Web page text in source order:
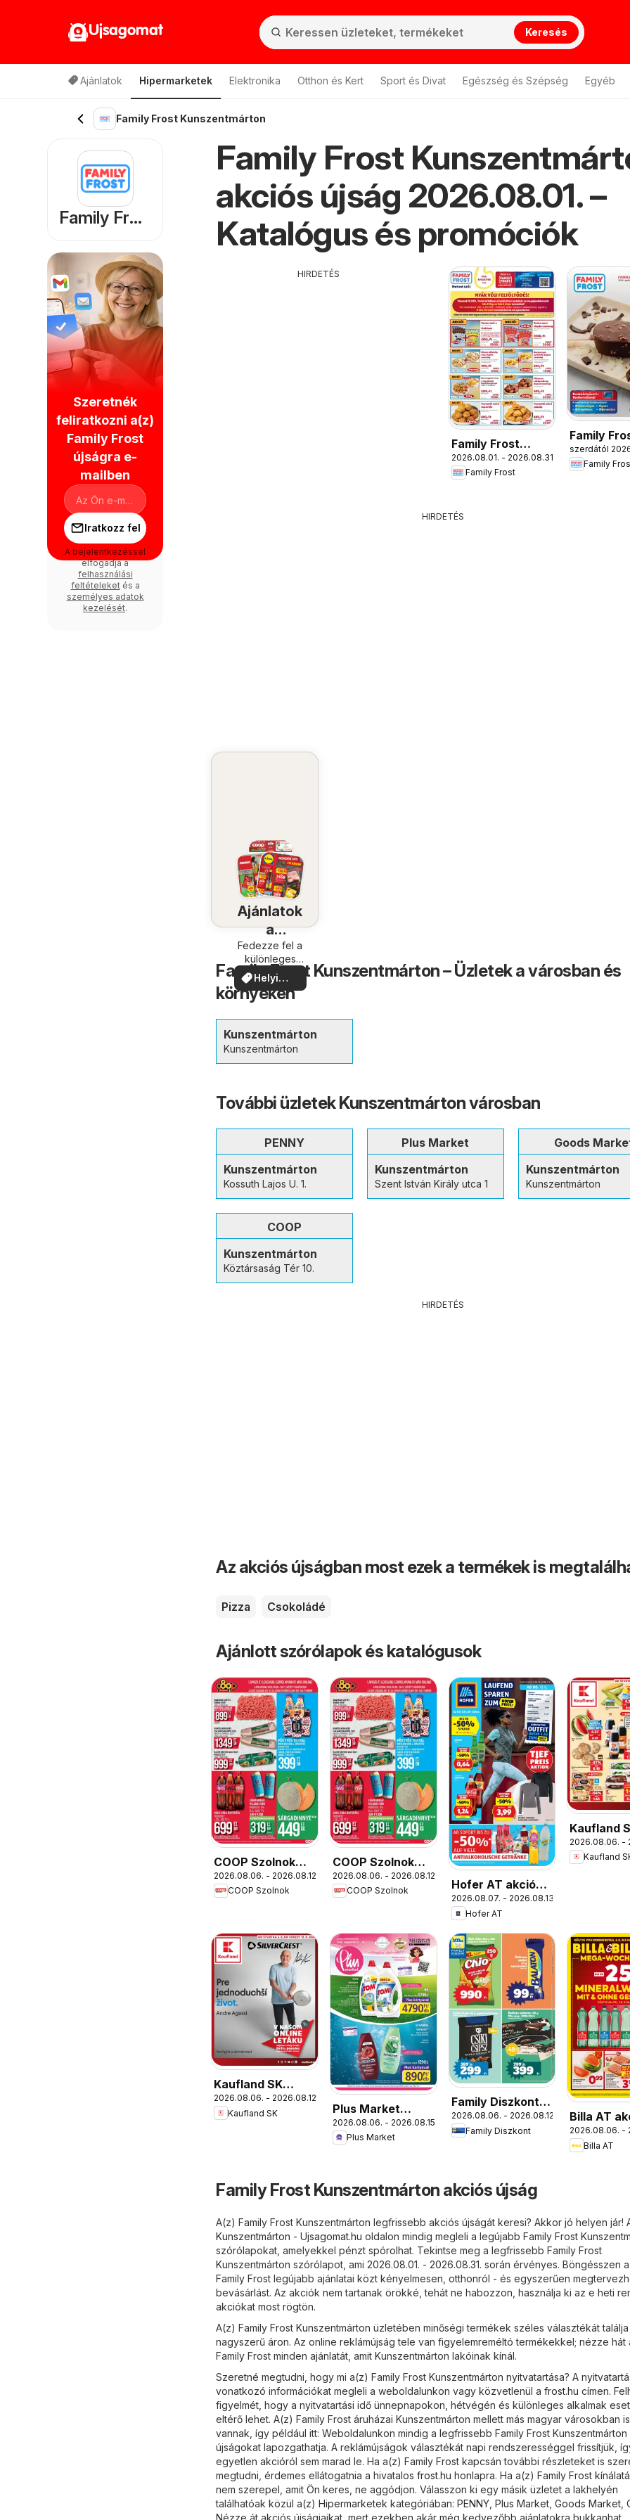
Ujsagomat Keresés
Ajánlatok Hipermarketek Elektronika Otthon és Kert Sport és Divat Egészség és Szépség Egyéb
Family Frost Kunszentmárton
Family Frost
akciós újság 2026.08.01. –
Katalógus és promóciók
HIRDETÉS
Family Frost
akciós újság
2026.08.01. - 2026.08.31.
Family Frost
Family
Katalógus
szerdától
Family
HIRDETÉS
Ajánlatok
a
közelében
Fedezze fel a
különleges
ajánlatokat
Helyi
ajánlatok
Family Frost Kunszentmárton – Üzletek a városban és
környékén
Kunszentmárton
Kunszentmárton
További üzletek Kunszentmárton városban
PENNY
Kunszentmárton
Kossuth Lajos U. 1.
Plus Market
Kunszentmárton
Szent István Király utca 1
Goods
Kunszentmárton
Kunszentmárton
COOP
Kunszentmárton
Köztársaság Tér 10.
HIRDETÉS
Az akciós újságban most ezek a termékek is
Pizza Csokoládé
Ajánlott szórólapok és katalógusok
COOP Szolnok
akciós újság
Szolnok
2026.08.06. - 2026.08.12.
COOP Szolnok
COOP Szolnok
akciós újság
Békésszentandrás
2026.08.06. - 2026.08.12.
COOP Szolnok
Hofer AT akciós
újság
2026.08.07. - 2026.08.13.
Hofer AT
Kaufland
akciós
2026.08.06. -
Kaufland
Kaufland SK
Nonfood akciós
újság
2026.08.06. - 2026.08.12.
Kaufland SK
Plus Market
akciós újság
2026.08.06. - 2026.08.15.
Plus Market
Family Diszkont
akciós újság
2026.08.06. - 2026.08.12.
Family Diszkont
Billa AT
újság
2026.08.06. -
Billa AT
Family Frost Kunszentmárton akciós újság
A(z) Family Frost Kunszentmárton legfrissebb akciós újságát keresi? Akkor jó helyen jár!
Kunszentmárton - Ujsagomat.hu oldalon mindig megleli a legújabb Family Frost
szórólapokat, amelyekkel pénzt spórolhat. Tekintse meg a legfrissebb Family Frost
Kunszentmárton szórólapot, ami 2026.08.01. - 2026.08.31. során érvényes. Böngésszen
Family Frost legújabb ajánlatai közt kényelmesen, otthonról - és egyszerűen
bevásárlást. Az akciók nem tartanak örökké, tehát ne habozzon, használja ki az e heti
akciókat most rögtön.
A(z) Family Frost Kunszentmárton üzletében minőségi termékek széles választékát
nagyszerű áron. Az online reklámújság tele van figyelemreméltó termékekkel; nézze hát
Family Frost minden ajánlatát, amit Kunszentmárton lakóinak kínál.
Szeretné megtudni, hogy mi a(z) Family Frost Kunszentmárton nyitvatartása? A
vonatkozó információkat megleli a weboldalunkon vagy közvetlenül a frost.hu címen.
figyelmét, hogy a nyitvatartási idő ünnepnapokon, hétvégén és különleges alkalmak
eltérő lehet. A(z) Family Frost áruházai Kunszentmárton mellett más magyar városokban
vannak, így például itt: Weboldalunkon mindig a legfrissebb Family Frost
újságokat lapozgathatja. A reklámújságok választékát napi rendszerességgel frissítjük,
egyetlen akcióról sem marad le. Ha a(z) Family Frost kapcsán további részleteket is
megtudni, érdemes ellátogatnia a hivatalos frost.hu honlapra. Ha a(z) Family Frost
nem szerepel, amit Ön keres, ne aggódjon. Válasszon ki egy másik üzletet a lakhelyén
találhatóak közül a(z) Hipermarketek kategóriában: PENNY, Plus Market, Goods Market,
Family Frost
Szeretnék
feliratkozni a(z)
Family Frost
újságra e-
mailben
Iratkozz fel
A bejelentkezéssel
elfogadja a
felhasználási
feltételeketés a
személyes adatok
kezelését.